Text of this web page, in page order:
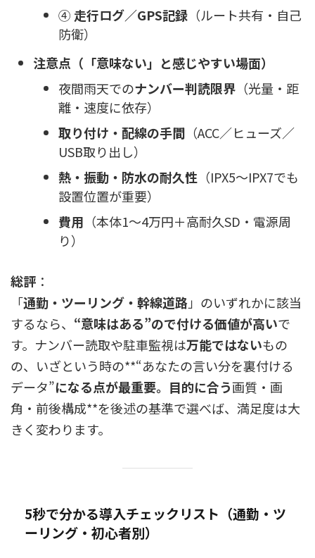
④ 走行ログ／GPS記録 （ルート共有・自己
防衛）
注意点（「意味ない」と感じやすい場面）
夜間雨天でのナンバー判読限界 （光量・距
離・速度に依存）
取り付け・配線の手間 （ACC／ヒューズ／
USB取り出し）
熱・振動・防水の耐久性 （IPX5～IPX7でも
設置位置が重要）
費用 （本体1～4万円＋高耐久SD・電源周
り）
総評 ：
「通勤・ツーリング・幹線道路」のいずれかに該当
するなら、 “意味はある”ので付ける価値が高いで
す。ナンバー読取や駐車監視は万能ではないもの
の、いざという時の**“あなたの言い分を裏付ける
データ”になる点が最重要。目的に合う画質・画
角・前後構成**を後述の基準で選べば、満足度は大
きく変わります。
5秒で分かる導入チェックリスト（通勤・ツ
ーリング・初心者別）